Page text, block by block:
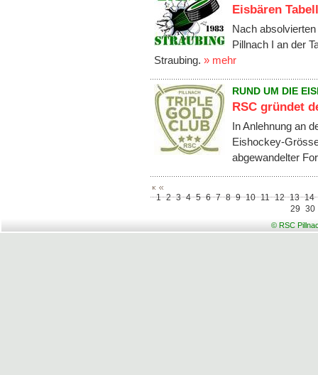
Eisbären
Nach
Pillnach I an der
Straubing. » mehr
RUND UM DIE
RSC gründet
In Anlehnung an
Eishockey-
abgewandelter
1 2 3 4 5 6 7 8 9 10 11 12 13
14
29 30
© RSC